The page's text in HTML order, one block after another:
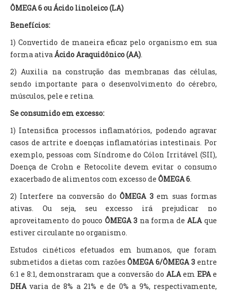
ÔMEGA 6 ou Ácido linoleico (LA)
Benefícios:
1) Convertido de maneira eficaz pelo organismo em sua
forma ativa Ácido Araquidônico (AA).
2) Auxilia na construção das membranas das células,
sendo importante para o desenvolvimento do cérebro,
músculos, pele e retina.
Se consumido em excesso:
1) Intensifica processos inflamatórios, podendo agravar
casos de artrite e doenças inflamatórias intestinais. Por
exemplo, pessoas com Síndrome do Cólon Irritável (SII),
Doença de Crohn e Retocolite devem evitar o consumo
exacerbado de alimentos com excesso de ÔMEGA 6.
2) Interfere na conversão doÔMEGA 3em suas formas
ativas. Ou seja, seu excesso irá prejudicar no
aproveitamento do pouco ÔMEGA 3 na forma deALAque
estiver circulante no organismo.
Estudos cinéticos efetuados em humanos, que foram
submetidos a dietas com razõesÔMEGA 6/ÔMEGA 3 entre
6:1 e 8:1, demonstraram que a conversão do ALAem EPAe
DHAvaria de 8% a 21% e de 0% a 9%, respectivamente,